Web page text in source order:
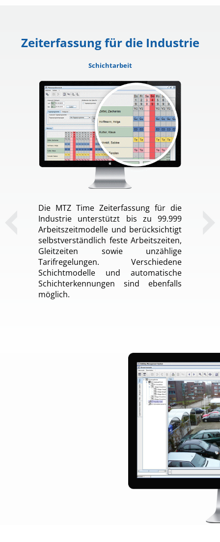
Zeiterfassung für die Industrie
Schichtarbeit
Die MTZ Time Zeiterfassung für die
Industrie unterstützt bis zu 99.999
Arbeitszeitmodelle und berücksichtigt
selbstverständlich feste Arbeitszeiten,
Gleitzeiten sowie unzählige
Tarifregelungen. Verschiedene
Schichtmodelle und automatische
Schichterkennungen sind ebenfalls
möglich.